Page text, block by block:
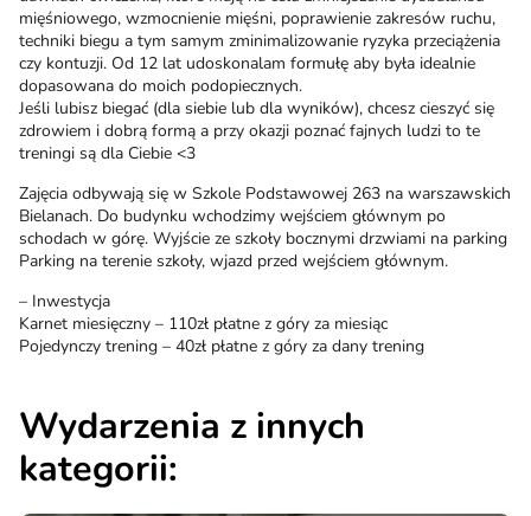
mięśniowego, wzmocnienie mięśni, poprawienie zakresów ruchu,
techniki biegu a tym samym zminimalizowanie ryzyka przeciążenia
czy kontuzji. Od 12 lat udoskonalam formułę aby była idealnie
dopasowana do moich podopiecznych.
Jeśli lubisz biegać (dla siebie lub dla wyników), chcesz cieszyć się
zdrowiem i dobrą formą a przy okazji poznać fajnych ludzi to te
treningi są dla Ciebie <3
Zajęcia odbywają się w Szkole Podstawowej 263 na warszawskich
Bielanach. Do budynku wchodzimy wejściem głównym po
schodach w górę. Wyjście ze szkoły bocznymi drzwiami na parking
Parking na terenie szkoły, wjazd przed wejściem głównym.
– Inwestycja
Karnet miesięczny – 110zł płatne z góry za miesiąc
Pojedynczy trening – 40zł płatne z góry za dany trening
Wydarzenia z innych
kategorii: